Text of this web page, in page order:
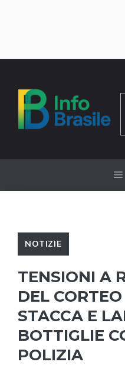
contenuto
NOTIZIE
TENSIONI A
DEL
STACCA E
BOTTIGLIE
POLIZIA